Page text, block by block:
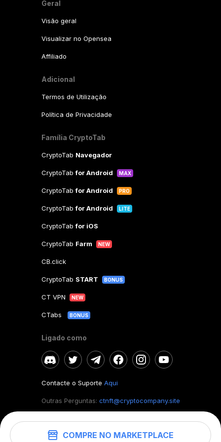
COMPRE NO MARKETPLACE
Geral
Visão geral
Visualizar no Opensea
Affiliado
Adicional
Termos de Utilização
Política de Privacidade
Família CryptoTab
CryptoTab Navegador
CryptoTabfor Android MAX
CryptoTabfor Android PRO
CryptoTabfor Android LITE
CryptoTabfor iOS
CryptoTab Farm NEW
CB.click
CryptoTab START BONUS
CT VPN NEW
CTabs BONUS
Ligado como
Contacte o Suporte Aqui
Outras Perguntas: ctnft@cryptocompany.site